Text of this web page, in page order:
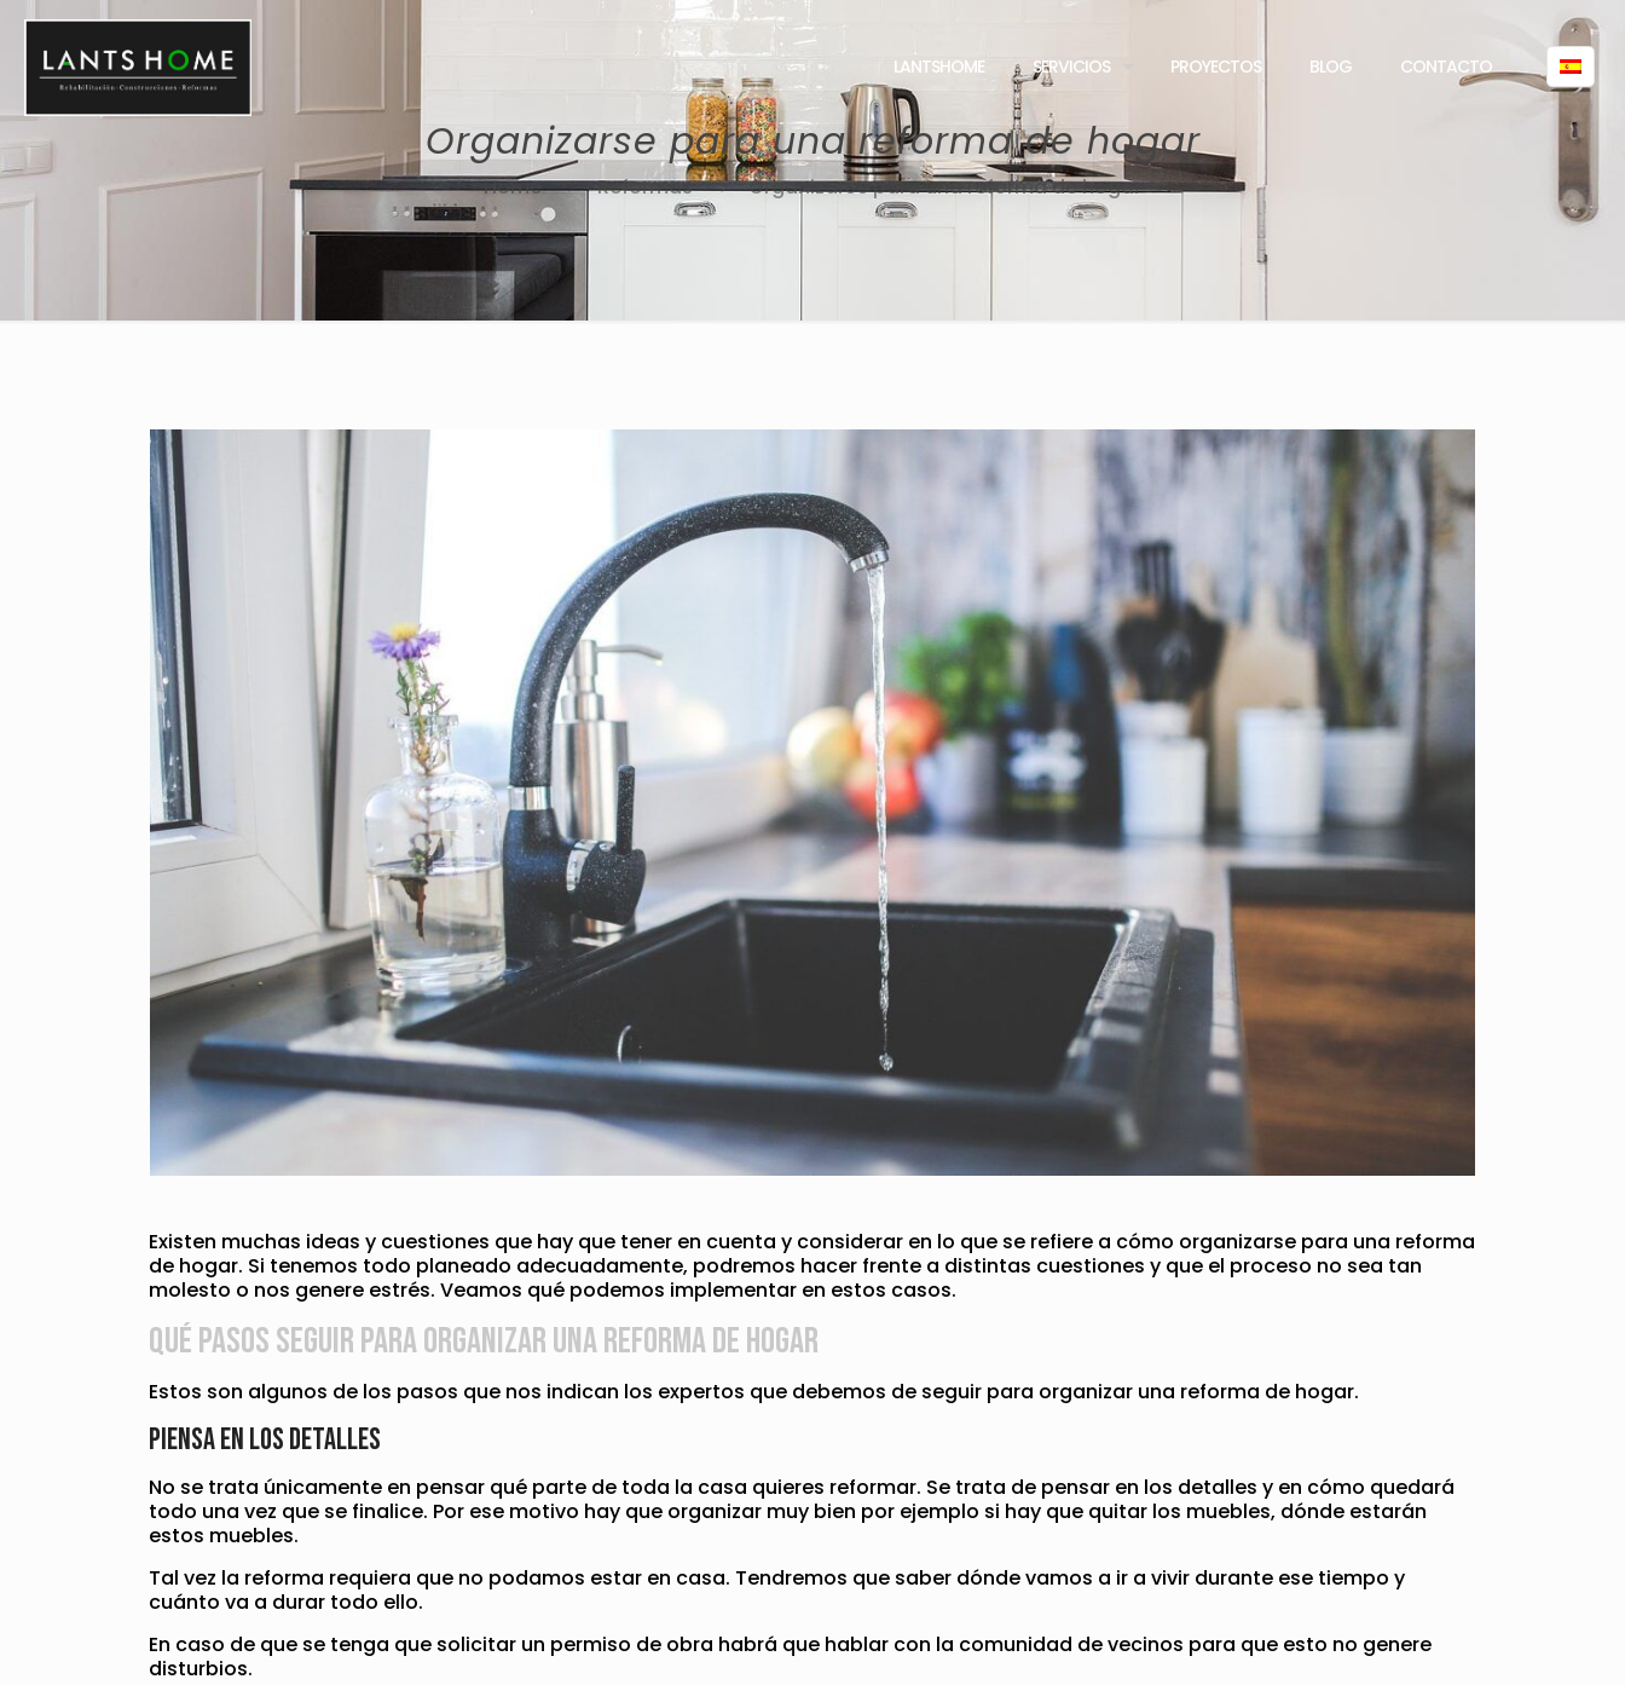
LANTSHOME SERVICIOS PROYECTOS BLOG CONTACTO
Organizarse para una reforma de hogar
Home Reformas Organizarse para una reforma de hogar
Existen muchas ideas y cuestiones que hay que tener en cuenta y considerar en lo que se refiere a cómo organizarse para una reforma
de hogar. Si tenemos todo planeado adecuadamente, podremos hacer frente a distintas cuestiones y que el proceso no sea tan
molesto o nos genere estrés. Veamos qué podemos implementar en estos casos.
Qué pasos seguir para organizar una reforma de hogar
Estos son algunos de los pasos que nos indican los expertos que debemos de seguir para organizar una reforma de hogar.
Piensa en los detalles
No se trata únicamente en pensar qué parte de toda la casa quieres reformar. Se trata de pensar en los detalles y en cómo quedará
todo una vez que se finalice. Por ese motivo hay que organizar muy bien por ejemplo si hay que quitar los muebles, dónde estarán
estos muebles.
Tal vez la reforma requiera que no podamos estar en casa. Tendremos que saber dónde vamos a ir a vivir durante ese tiempo y
cuánto va a durar todo ello.
En caso de que se tenga que solicitar un permiso de obra habrá que hablar con la comunidad de vecinos para que esto no genere
disturbios.